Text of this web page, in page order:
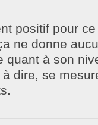
positif pour
ne donne
quant à son
à dire, se